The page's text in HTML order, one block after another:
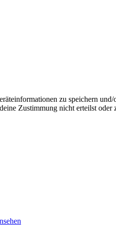
zu speichern
Zustimmung nicht erteilst